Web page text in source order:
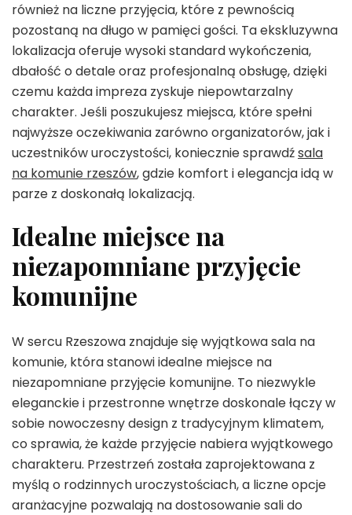
również na liczne przyjęcia, które z pewnością
pozostaną na długo w pamięci gości. Ta ekskluzywna
lokalizacja oferuje wysoki standard wykończenia,
dbałość o detale oraz profesjonalną obsługę, dzięki
czemu każda impreza zyskuje niepowtarzalny
charakter. Jeśli poszukujesz miejsca, które spełni
najwyższe oczekiwania zarówno organizatorów, jak i
uczestników uroczystości, koniecznie sprawdźsala
na komunie rzeszów, gdzie komfort i elegancja idą w
parze z doskonałą lokalizacją.
Idealne miejsce na
niezapomniane przyjęcie
komunijne
W sercu Rzeszowa znajduje się wyjątkowa sala na
komunie, która stanowi idealne miejsce na
niezapomniane przyjęcie komunijne. To niezwykle
eleganckie i przestronne wnętrze doskonale łączy w
sobie nowoczesny design z tradycyjnym klimatem,
co sprawia, że każde przyjęcie nabiera wyjątkowego
charakteru. Przestrzeń została zaprojektowana z
myślą o rodzinnych uroczystościach, a liczne opcje
aranżacyjne pozwalają na dostosowanie sali do